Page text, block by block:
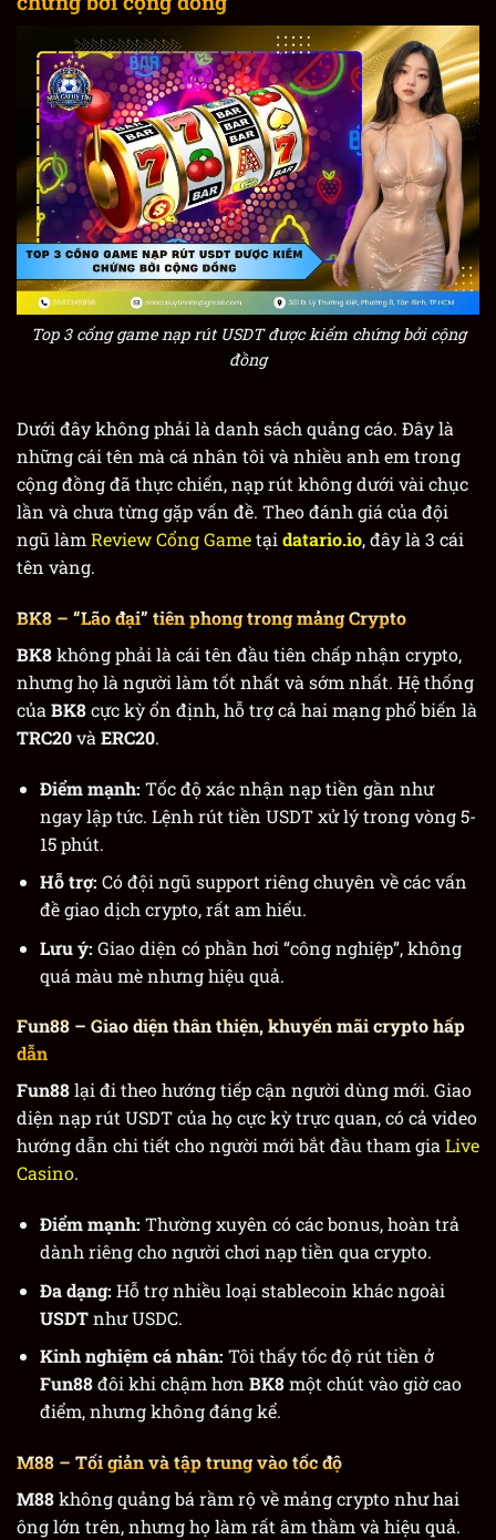
Top 3 cổng game nạp rút USDT được kiểm chứng bởi cộng
đồng
Dưới đây không phải là danh sách quảng cáo. Đây là
những cái tên mà cá nhân tôi và nhiều anh em trong
cộng đồng đã thực chiến, nạp rút không dưới vài chục
lần và chưa từng gặp vấn đề. Theo đánh giá của đội
ngũ làm Review Cổng Gametại datario.io, đây là 3 cái
tên vàng.
BK8 – “Lão đại” tiên phong trong mảng Crypto
BK8không phải là cái tên đầu tiên chấp nhận crypto,
nhưng họ là người làm tốt nhất và sớm nhất. Hệ thống
của BK8cực kỳ ổn định, hỗ trợ cả hai mạng phổ biến là
TRC20và ERC20.
Điểm mạnh: Tốc độ xác nhận nạp tiền gần như
ngay lập tức. Lệnh rút tiền USDT xử lý trong vòng 5-
15 phút.
Hỗ trợ: Có đội ngũ support riêng chuyên về các vấn
đề giao dịch crypto, rất am hiểu.
Lưu ý: Giao diện có phần hơi “công nghiệp”, không
quá màu mè nhưng hiệu quả.
Fun88 – Giao diện thân thiện, khuyến mãi crypto hấp
dẫn
Fun88lại đi theo hướng tiếp cận người dùng mới. Giao
diện nạp rút USDT của họ cực kỳ trực quan, có cả video
hướng dẫn chi tiết cho người mới bắt đầu tham giaLive
Casino.
Điểm mạnh: Thường xuyên có các bonus, hoàn trả
dành riêng cho người chơi nạp tiền qua crypto.
Đa dạng: Hỗ trợ nhiều loại stablecoin khác ngoài
USDTnhư USDC.
Kinh nghiệm cá nhân: Tôi thấy tốc độ rút tiền ở
Fun88đôi khi chậm hơn BK8một chút vào giờ cao
điểm, nhưng không đáng kể.
M88 – Tối giản và tập trung vào tốc độ
M88không quảng bá rầm rộ về mảng crypto như hai
ông lớn trên, nhưng họ làm rất âm thầm và hiệu quả.